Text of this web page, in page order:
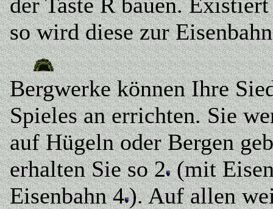
so wird diese zur
Bergwerke können Ihre
Spieles an errichten. Sie
auf Hügeln oder Bergen
erhalten Sie so 2(mit
Eisenbahn 4). Auf allen